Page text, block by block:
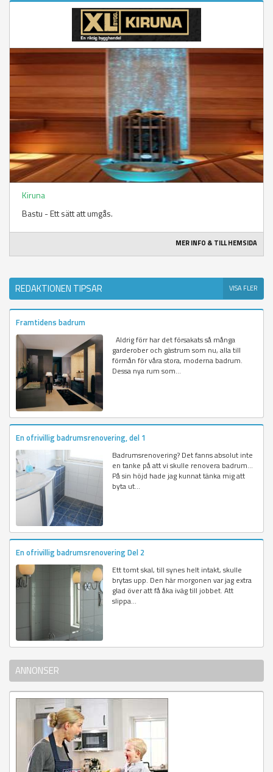
Kiruna
Bastu - Ett sätt att umgås.
MER INFO & TILL HEMSIDA
REDAKTIONEN TIPSAR VISA FLER
Framtidens badrum
Aldrig förr har det försakats så många
garderober och gästrum som nu, alla till
förmån för våra stora, moderna badrum.
Dessa nya rum som...
En ofrivillig badrumsrenovering, del 1
Badrumsrenovering? Det fanns absolut inte
en tanke på att vi skulle renovera badrum...
På sin höjd hade jag kunnat tänka mig att
byta ut...
En ofrivillig badrumsrenovering Del 2
Ett tomt skal, till synes helt intakt, skulle
brytas upp. Den här morgonen var jag extra
glad över att få åka iväg till jobbet. Att
slippa...
ANNONSER